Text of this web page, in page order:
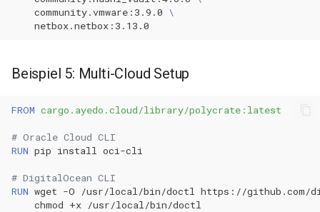
community.vmware:3.9.0 \
Beispiel 5: Multi-Cloud Setup
FROM cargo.ayedo.cloud/library/polycrate:latest
# Oracle Cloud CLI
RUN pip install
# DigitalOcean CLI
RUN wget -O /usr/local/bin/doctl https://github.com/
chmod +x